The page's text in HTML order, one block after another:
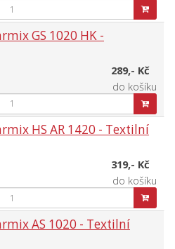
GS 1020 HK -
289,- Kč
do košíku
HS AR 1420 - Textilní
319,- Kč
do košíku
AS 1020 - Textilní